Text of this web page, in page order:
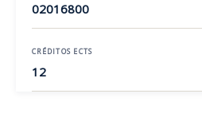
02016800
CRÉDITOS ECTS
12